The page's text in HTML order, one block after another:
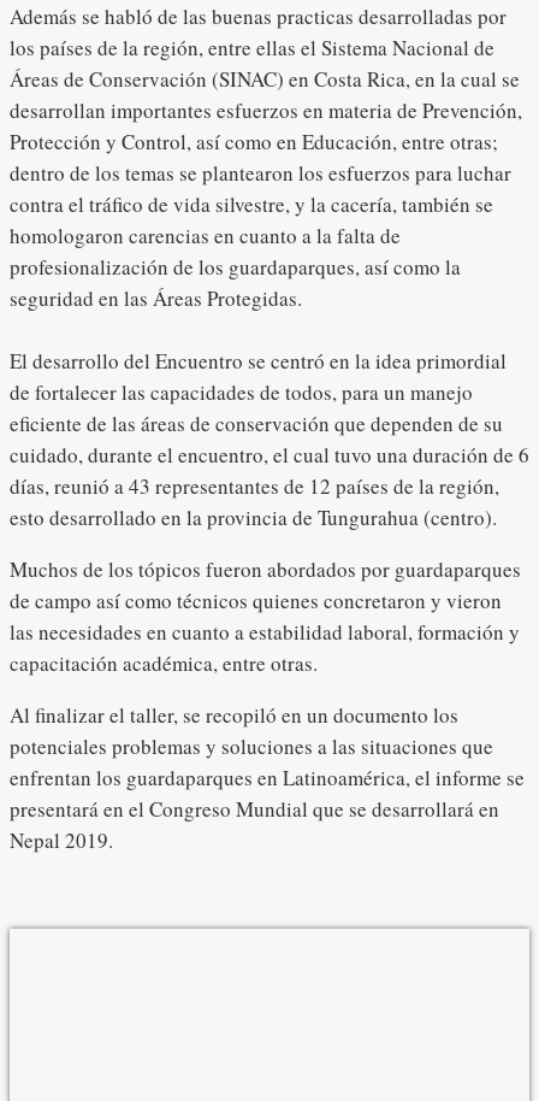
Además se habló de las buenas practicas desarrolladas por
los países de la región, entre ellas el Sistema Nacional de
Áreas de Conservación (SINAC) en Costa Rica, en la cual se
desarrollan importantes esfuerzos en materia de Prevención,
Protección y Control, así como en Educación, entre otras;
dentro de los temas se plantearon los esfuerzos para luchar
contra el tráfico de vida silvestre, y la cacería, también se
homologaron carencias en cuanto a la falta de
profesionalización de los guardaparques, así como la
seguridad en las Áreas Protegidas.
El desarrollo del Encuentro se centró en la idea primordial
de fortalecer las capacidades de todos, para un manejo
eficiente de las áreas de conservación que dependen de su
cuidado, durante el encuentro, el cual tuvo una duración de 6
días, reunió a 43 representantes de 12 países de la región,
esto desarrollado en la provincia de Tungurahua (centro).
Muchos de los tópicos fueron abordados por guardaparques
de campo así como técnicos quienes concretaron y vieron
las necesidades en cuanto a estabilidad laboral, formación y
capacitación académica, entre otras.
Al finalizar el taller, se recopiló en un documento los
potenciales problemas y soluciones a las situaciones que
enfrentan los guardaparques en Latinoamérica, el informe se
presentará en el Congreso Mundial que se desarrollará en
Nepal 2019.